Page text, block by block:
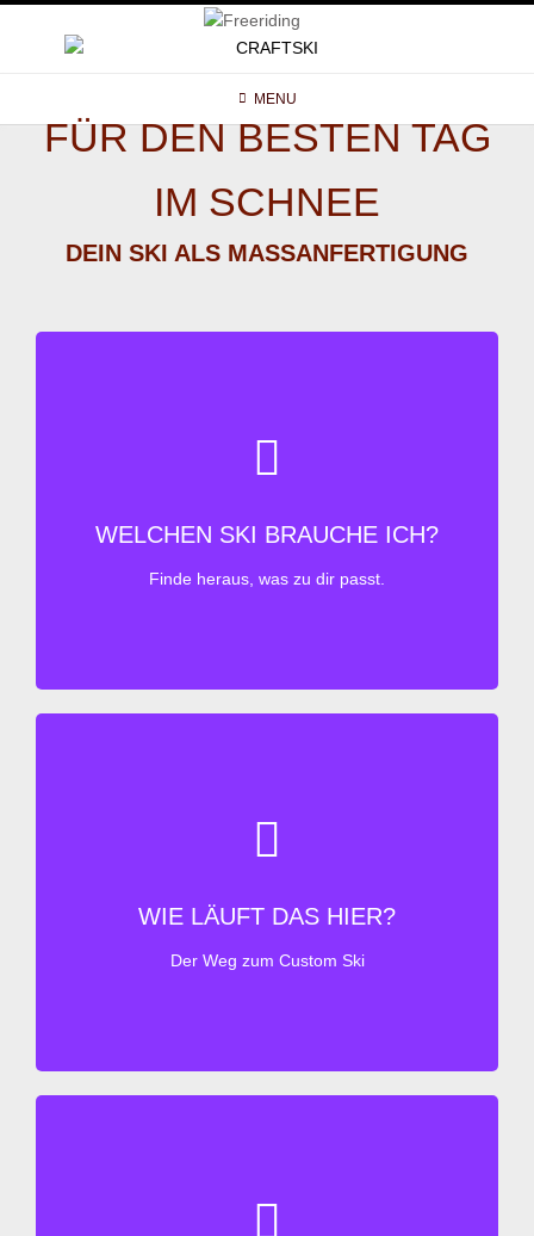
MENU
FÜR DEN BESTEN TAG
IM SCHNEE
DEIN SKI ALS MASSANFERTIGUNG
WELCHEN SKI BRAUCHE ICH?
Finde heraus, was zu dir passt.
BOARDS Angebot an Ski & Boards
WIE LÄUFT DAS HIER?
Der Weg zum Custom Ski
ALLE SCHRITTE EN DETAIL
Vom Interview bis zum Versand in guten Händen